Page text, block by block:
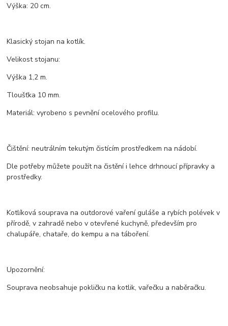
Výška: 20 cm.
Klasický stojan na kotlík.
Velikost stojanu:
Výška 1,2 m.
Tloušťka 10 mm.
Materiál: vyrobeno s pevnění ocelového profilu.
Čištění: neutrálním tekutým čistícím prostředkem na nádobí.
Dle potřeby můžete použít na čistění i lehce drhnoucí přípravky a
prostředky.
Kotlíková souprava na outdorové vaření guláše a rybích polévek v
přírodě, v zahradě nebo v otevřené kuchyně, především pro
chalupáře, chataře, do kempu a na táboření.
Upozornění:
Souprava neobsahuje pokličku na kotlik, vařečku a naběračku.